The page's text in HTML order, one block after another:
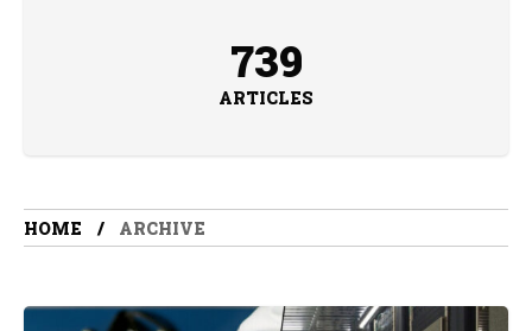
739
ARTICLES
HOME ARCHIVE